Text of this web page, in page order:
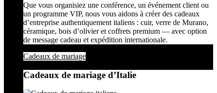
Que vous organisiez une conférence, un événement client ou
un programme VIP, nous vous aidons à créer des cadeaux
d’entreprise authentiquement italiens : cuir, verre de Murano,
céramique, bois d’olivier et coffrets premium — avec option
de message cadeau et expédition internationale.
Cadeaux de mariage
Cadeaux de mariage d’Italie